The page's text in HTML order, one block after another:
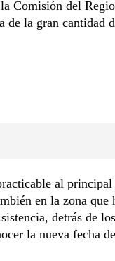
Comisión del
de la gran cantidad
al
en la zona que
detrás de
la nueva fecha